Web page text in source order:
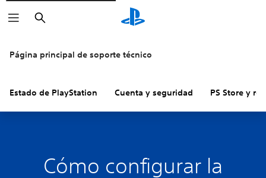
Buscar
Página principal de soporte técnico
Estado de PlayStation Cuenta y seguridad PS Store y
Cómo configurar la